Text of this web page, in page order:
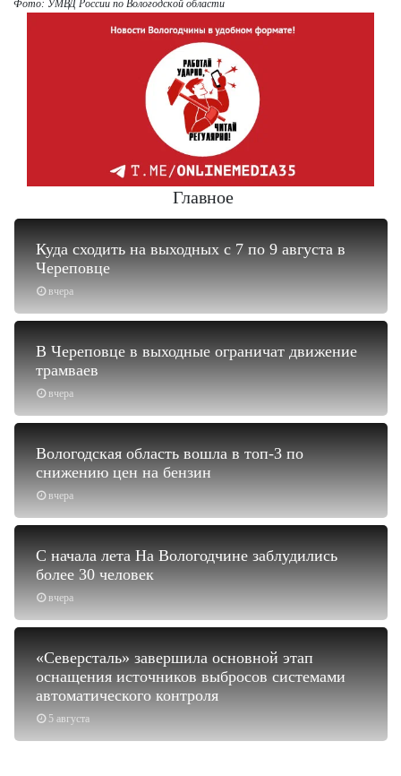
Фото: УМВД России по Вологодской области
Главное
вчера
Куда сходить на выходных с 7 по 9 августа в
Череповце
вчера
В Череповце в выходные ограничат движение
трамваев
вчера
Вологодская область вошла в топ-3 по
снижению цен на бензин
вчера
С начала лета На Вологодчине заблудились
более 30 человек
5 августа
«Северсталь» завершила основной этап
оснащения источников выбросов системами
автоматического контроля